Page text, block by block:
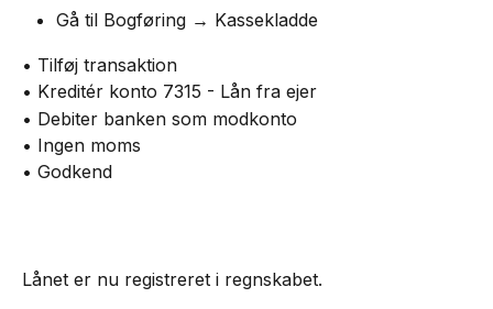
Gå til Bogføring → Kassekladde
• Tilføj transaktion
• Kreditér konto 7315 - Lån fra ejer
• Debiter banken som modkonto
• Ingen moms
• Godkend
Lånet er nu registreret i regnskabet.